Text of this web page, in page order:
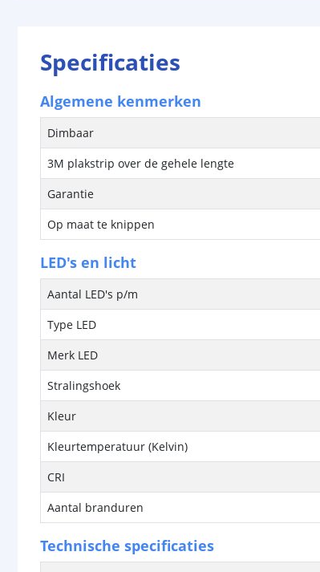
Specificaties
Algemene kenmerken
Dimbaar
3M plakstrip over de gehele lengte
Garantie
Op maat te knippen
LED's en licht
Aantal LED's p/m
Type LED
Merk LED
Stralingshoek
Kleur
Kleurtemperatuur (Kelvin)
CRI
Aantal branduren
Technische specificaties